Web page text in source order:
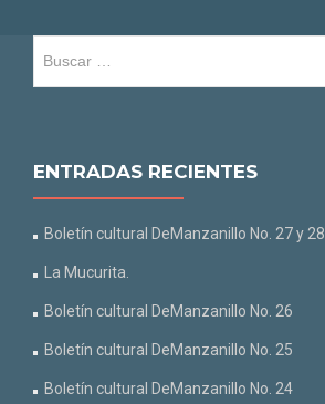
ENTRADAS RECIENTES
Boletín cultural DeManzanillo No. 27 y 28
La Mucurita.
Boletín cultural DeManzanillo No. 26
Boletín cultural DeManzanillo No. 25
Boletín cultural DeManzanillo No. 24